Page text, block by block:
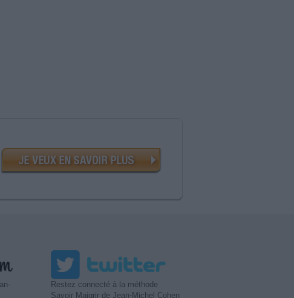
Restez connecté à la méthode
Savoir Maigrir de Jean-Michel Cohen